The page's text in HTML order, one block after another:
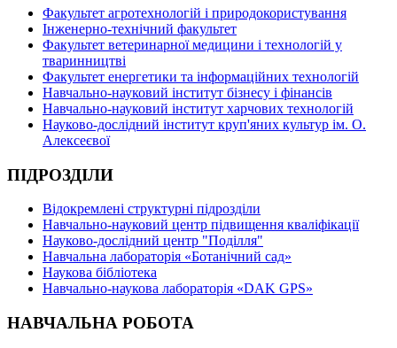
Факультет агротехнологій і природокористування
Інженерно-технічний факультет
Факультет ветеринарної медицини і технологій у
тваринництві
Факультет енергетики та інформаційних технологій
Навчально-науковий інститут бізнесу і фінансів
Навчально-науковий інститут харчових технологій
Науково-дослідний інститут круп'яних культур ім. О.
Алексеєвої
ПІДРОЗДІЛИ
Відокремлені структурні підрозділи
Навчально-науковий центр підвищення кваліфікації
Науково-дослідний центр "Поділля"
Навчальна лабораторія «Ботанічний сад»
Наукова бібліотека
Навчально-наукова лабораторія «DAK GPS»
НАВЧАЛЬНА РОБОТА